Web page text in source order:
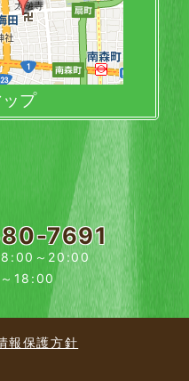
ップ
7691
8:00～20:00
18:00
報保護方針